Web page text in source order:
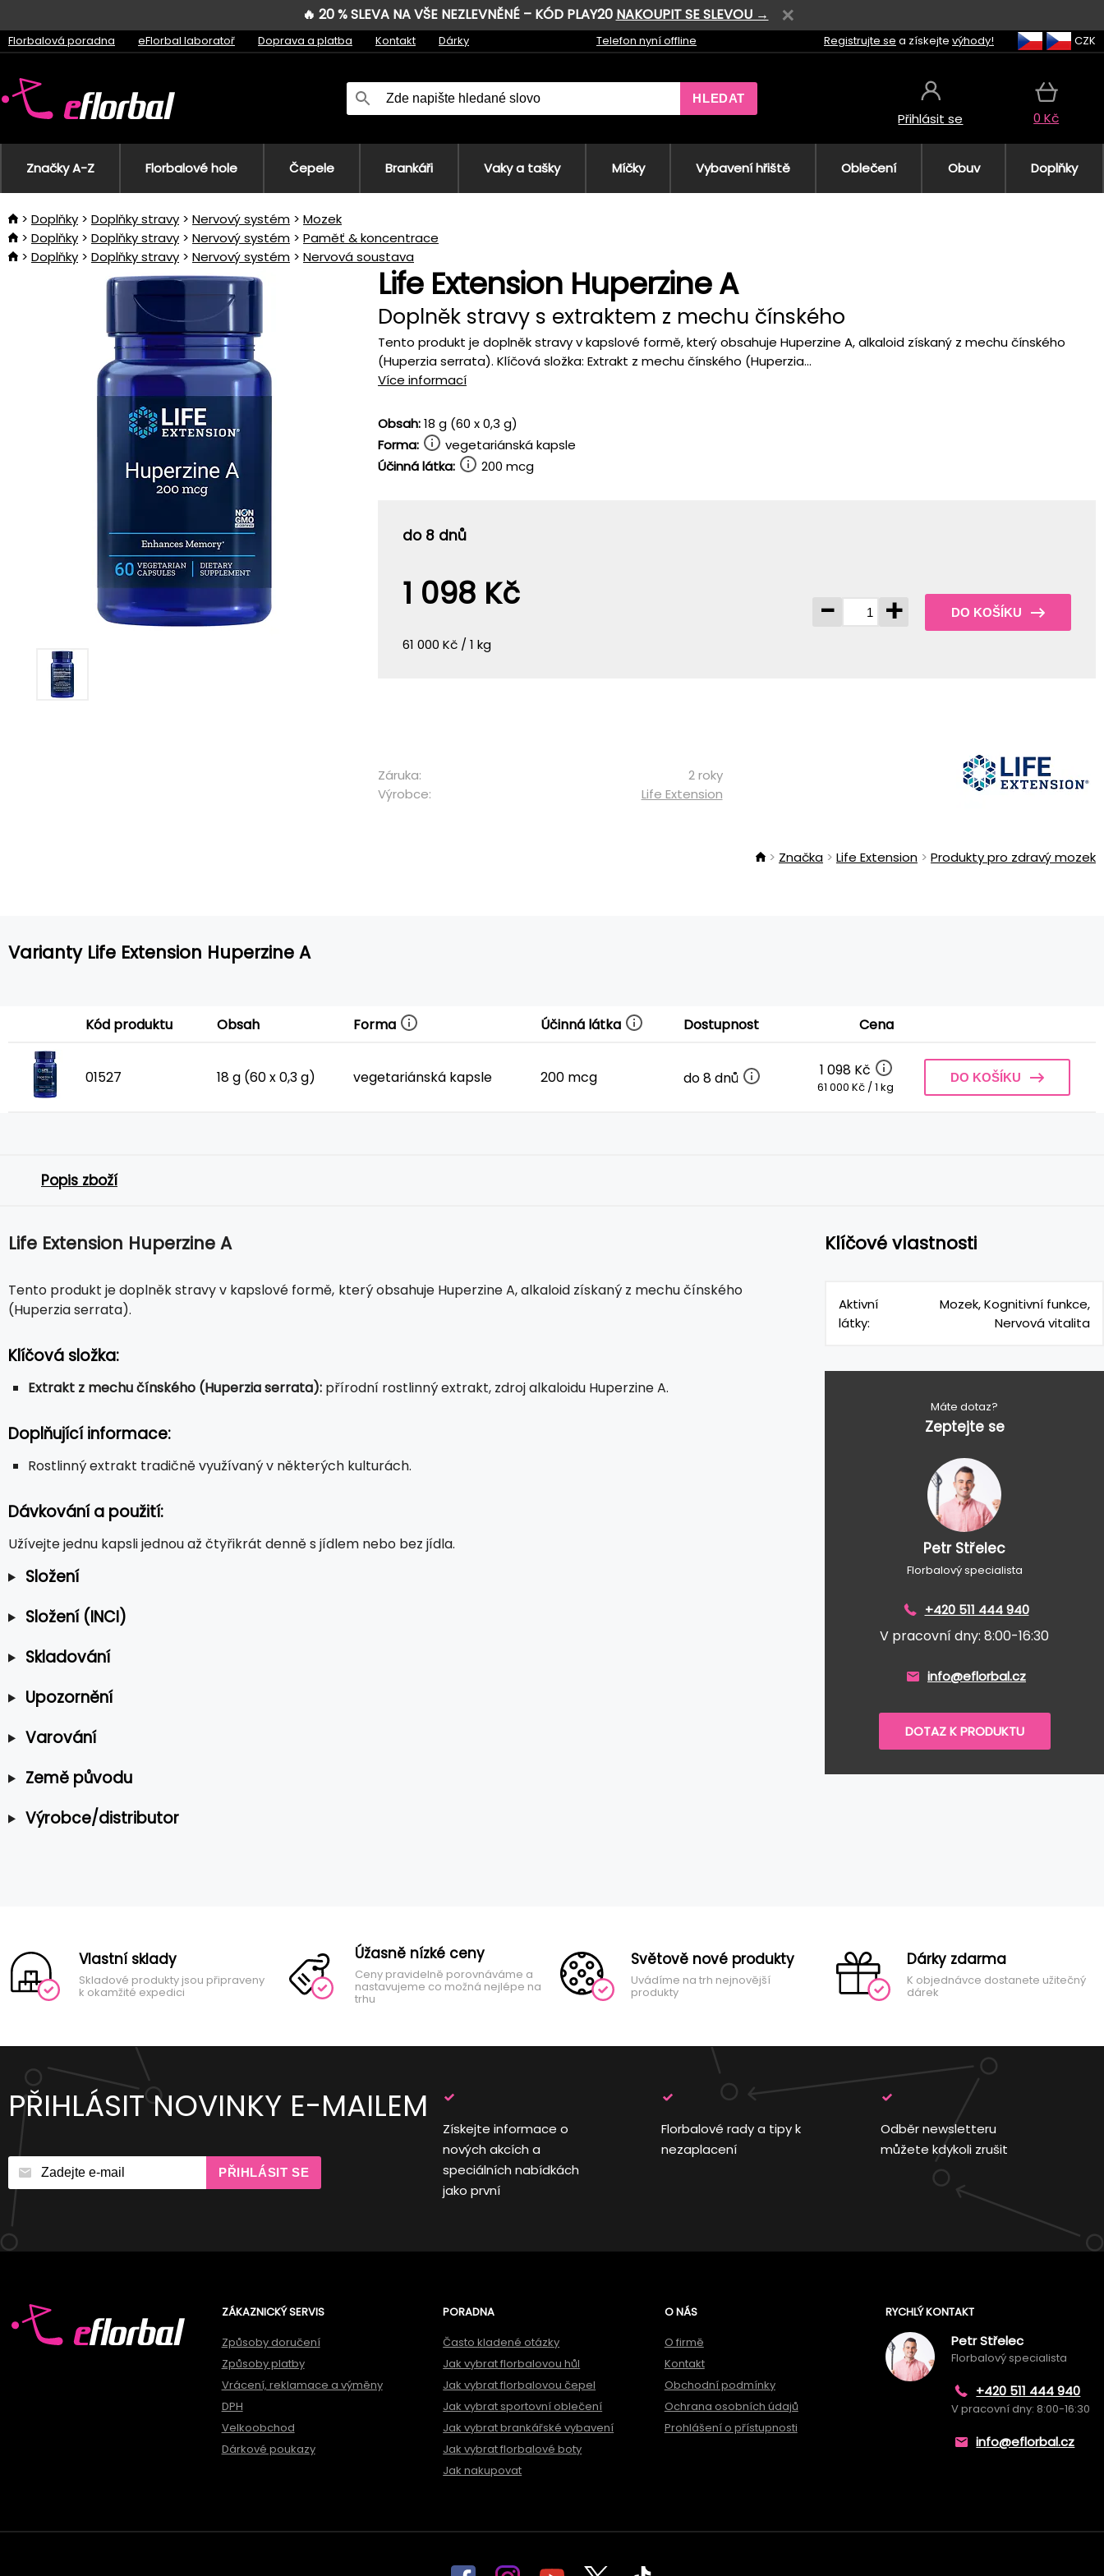
🔥 20 % SLEVA NA VŠE NEZLEVNĚNÉ – KÓD PLAY20 NAKOUPIT SE SLEVOU →
Florbalová poradna eFlorbal laboratoř Doprava a platba Kontakt Dárky Telefon nyní offline Registrujte se a získejte výhody! CZK
HLEDAT
Přihlásit se 0 Kč
Značky A-Z Florbalové hole Čepele Brankáři Vaky a tašky Míčky Vybavení hřiště Oblečení Obuv Doplňky
Doplňky Doplňky stravy Nervový systém
Mozek
Doplňky
Doplňky stravy Nervový systém
Paměť & koncentrace
Doplňky
Doplňky stravy Nervový systém Nervová soustava
Life Extension Huperzine A
Doplněk stravy s extraktem z mechu čínského
Tento produkt je doplněk stravy v kapslové formě, který obsahuje Huperzine A, alkaloid získaný z mechu čínského
(Huperzia serrata). Klíčová složka: Extrakt z mechu čínského (Huperzia...
Více informací
Obsah:18 g (60 x 0,3 g)
Forma:
vegetariánská kapsle
Účinná látka:
200 mcg
do 8 dnů
1 098 Kč
61 000 Kč / 1 kg
- + DO KOŠÍKU
Záruka:
2 roky
Výrobce:
Life Extension
Značka Life Extension Produkty pro zdravý mozek
Varianty Life Extension Huperzine A
Kód produktu Obsah Forma Účinná látka Dostupnost Cena
01527 18 g (60 x 0,3 g) vegetariánská kapsle 200 mcg do 8 dnů 1 098 Kč
61 000 Kč / 1 kg
DO KOŠÍKU
Popis zboží
Life Extension Huperzine A
Tento produkt je doplněk stravy v kapslové formě, který obsahuje Huperzine A, alkaloid získaný z mechu čínského
(Huperzia serrata).
Klíčová složka:
Extrakt z mechu čínského (Huperzia serrata): přírodní rostlinný extrakt, zdroj alkaloidu Huperzine A.
Doplňující informace:
Rostlinný extrakt tradičně využívaný v některých kulturách.
Dávkování a použití:
Užívejte jednu kapsli jednou až čtyřikrát denně s jídlem nebo bez jídla.
Složení
Složení (INCI)
Skladování
Upozornění
Varování
Země původu
Výrobce/distributor
Klíčové vlastnosti
Aktivní
látky:
Mozek, Kognitivní funkce,
Nervová vitalita
Máte dotaz?
Zeptejte se
Petr Střelec
Florbalový specialista
+420 511 444 940
V pracovní dny: 8:00-16:30
info@eflorbal.cz
DOTAZ K PRODUKTU
Vlastní sklady
Skladové produkty jsou připraveny
k okamžité expedici
Úžasně nízké ceny
Ceny pravidelně porovnáváme a
nastavujeme co možná nejlépe na
trhu
Světově nové produkty
Uvádíme na trh nejnovější
produkty
Dárky zdarma
K objednávce dostanete užitečný
dárek
PŘIHLÁSIT NOVINKY E-MAILEM
PŘIHLÁSIT SE
Získejte informace o
nových akcích a
speciálních nabídkách
jako první
Florbalové rady a tipy k
nezaplacení
Odběr newsletteru
můžete kdykoli zrušit
ZÁKAZNICKÝ SERVIS
Způsoby doručení
Způsoby platby
Vrácení, reklamace a výměny
DPH
Velkoobchod
Dárkové poukazy
PORADNA
Často kladené otázky
Jak vybrat florbalovou hůl
Jak vybrat florbalovou čepel
Jak vybrat sportovní oblečení
Jak vybrat brankářské vybavení
Jak vybrat florbalové boty
Jak nakupovat
O NÁS
O firmě
Kontakt
Obchodní podmínky
Ochrana osobních údajů
Prohlášení o přístupnosti
RYCHLÝ KONTAKT
Petr Střelec
Florbalový specialista
+420 511 444 940
V pracovní dny: 8:00-16:30
info@eflorbal.cz